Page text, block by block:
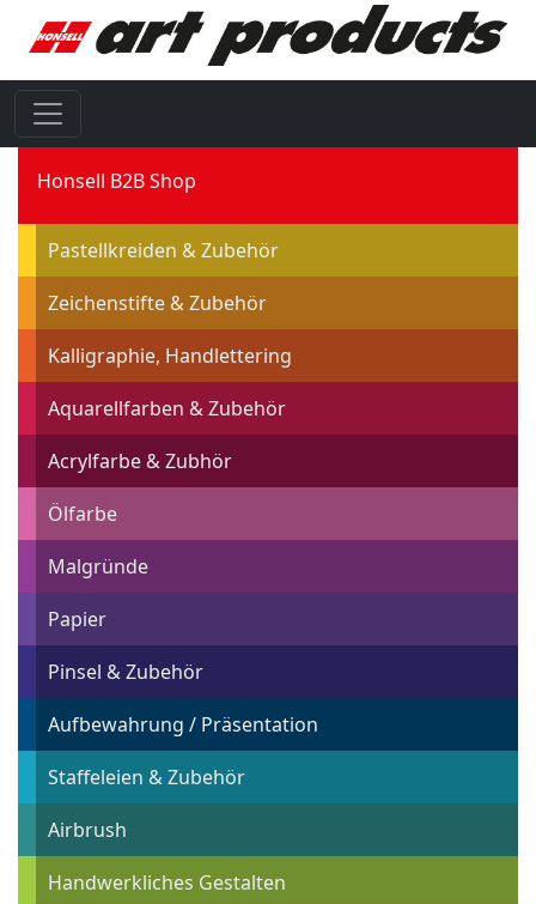
Honsell B2B Shop
Pastellkreiden & Zubehör
Zeichenstifte & Zubehör
Kalligraphie, Handlettering
Aquarellfarben & Zubehör
Acrylfarbe & Zubhör
Ölfarbe
Malgründe
Papier
Pinsel & Zubehör
Aufbewahrung / Präsentation
Staffeleien & Zubehör
Airbrush
Handwerkliches Gestalten